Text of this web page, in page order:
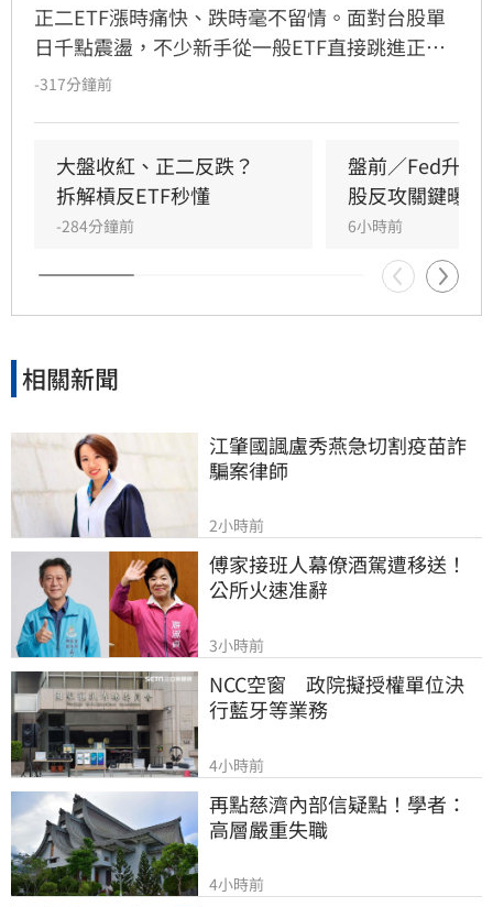
正二ETF漲時痛快、跌時毫不留情。面對台股單
日千點震盪，不少新手從一般ETF直接跳進正
二，誤把2倍槓桿當成2倍勝率。其實，最大風險
震盪行情下，投資游刃有餘。
-317分鐘前
大盤收紅、正二反跌？
拆解槓反ETF秒懂
-284分鐘前
盤前／Fed升息
股反攻關鍵曝光
6小時前
相關新聞
江肇國諷盧秀燕急切割疫苗詐
騙案律師
2小時前
傅家接班人幕僚酒駕遭移送！
公所火速准辭
3小時前
NCC空窗　政院擬授權單位決
行藍牙等業務
4小時前
再點慈濟內部信疑點！學者：
高層嚴重失職
4小時前